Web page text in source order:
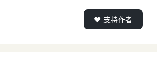
❤️ 支持作者